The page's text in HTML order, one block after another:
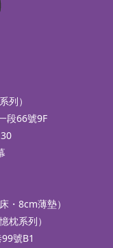
列）
段66號9F
・8cm薄墊）
枕系列）
號B1